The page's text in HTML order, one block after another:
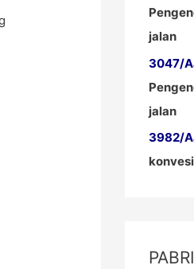
jalan
3047/
jalan
3982/